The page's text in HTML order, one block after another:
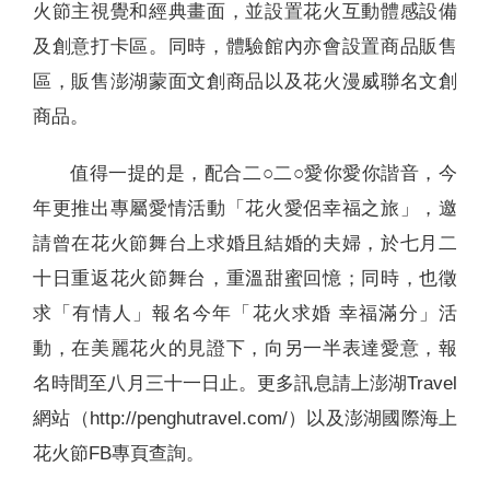
火節主視覺和經典畫面，並設置花火互動體感設備
及創意打卡區。同時，體驗館內亦會設置商品販售
區，販售澎湖蒙面文創商品以及花火漫威聯名文創
商品。
值得一提的是，配合二○二○愛你愛你諧音，今
年更推出專屬愛情活動「花火愛侶幸福之旅」，邀
請曾在花火節舞台上求婚且結婚的夫婦，於七月二
十日重返花火節舞台，重溫甜蜜回憶；同時，也徵
求「有情人」報名今年「花火求婚 幸福滿分」活
動，在美麗花火的見證下，向另一半表達愛意，報
名時間至八月三十一日止。更多訊息請上澎湖Travel
網站（http://penghutravel.com/）以及澎湖國際海上
花火節FB專頁查詢。